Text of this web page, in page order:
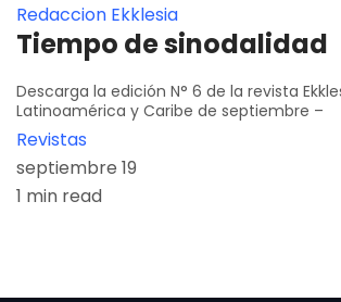
Redaccion Ekklesia
Tiempo de sinodalidad
Descarga la edición N° 6 de la revista
Latinoamérica y Caribe de septiembre –
Revistas
septiembre 19
1 min read